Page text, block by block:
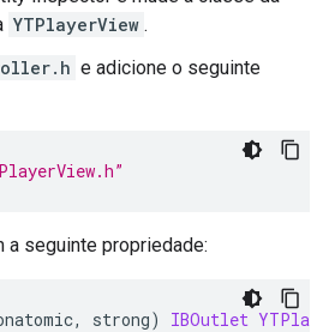
YTPlayerView .
e adicione o seguinte
a seguinte propriedade:
, strong) IBOutlet